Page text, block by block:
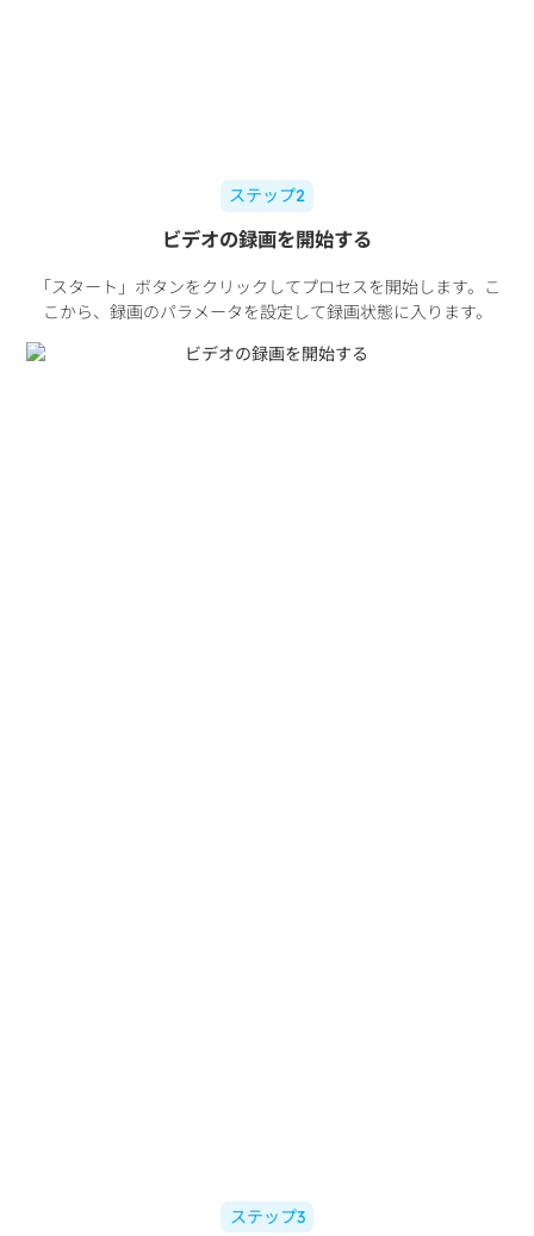
ステップ2
ビデオの録画を開始する
「スタート」ボタンをクリックしてプロセスを開始します。こ
こから、録画のパラメータを設定して録画状態に入ります。
ステップ3